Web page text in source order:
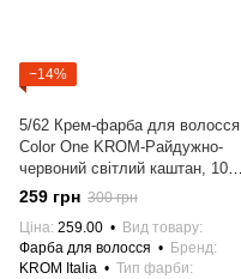
−14%
5/62 Крем-фарба для волосся
Color One KROM-Райдужно-
червоний світлий каштан, 100
мл
259 грн 300 грн
Ціна 259.00
Вид товару
Фарба для волосся
Бренд
KROM Italia
Тип фарби